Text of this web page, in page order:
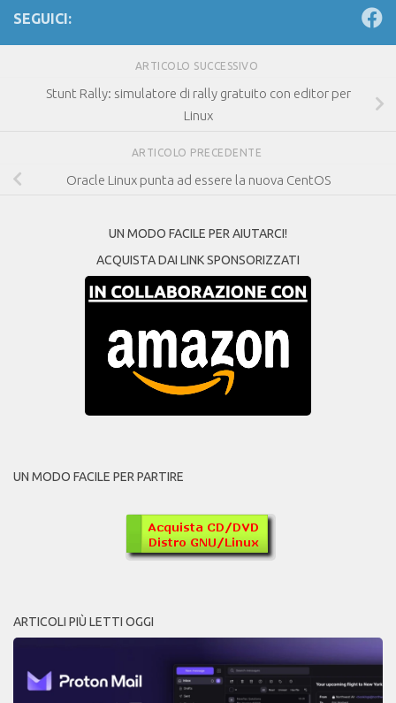
SEGUICI:
ARTICOLO SUCCESSIVO
Stunt Rally: simulatore di rally gratuito con editor per
Linux
ARTICOLO PRECEDENTE
Oracle Linux punta ad essere la nuova CentOS
UN MODO FACILE PER AIUTARCI!
ACQUISTA DAI LINK SPONSORIZZATI
UN MODO FACILE PER PARTIRE
ARTICOLI PIÙ LETTI OGGI